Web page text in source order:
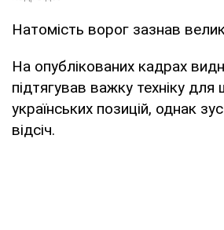
Натомість ворог зазнав
На опублікованих кадрах
підтягував важку техніку
українських позицій, однак
відсіч.